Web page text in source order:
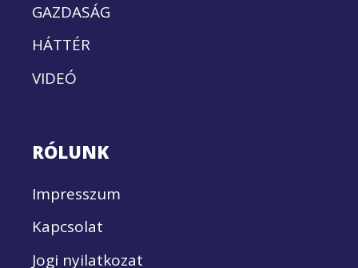
GAZDASÁG
HÁTTÉR
VIDEÓ
RÓLUNK
Impresszum
Kapcsolat
Jogi nyilatkozat